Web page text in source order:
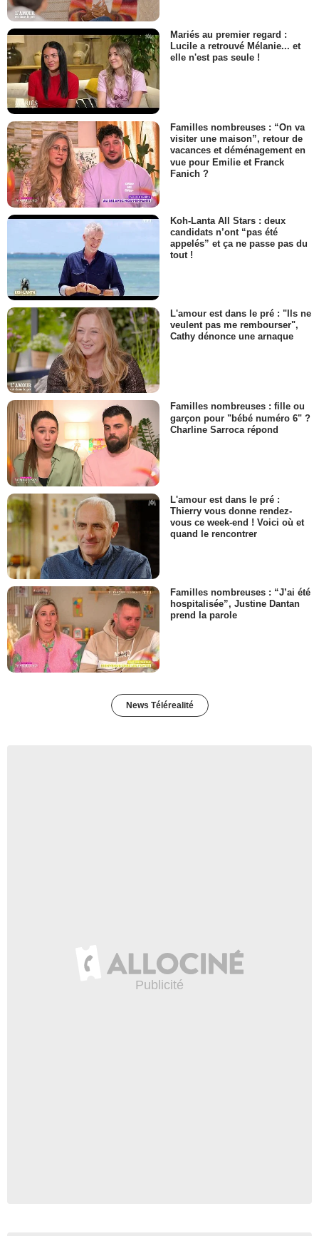
Mariés au premier regard :
Lucile a retrouvé Mélanie... et
elle n'est pas seule !
Familles nombreuses : “On va
visiter une maison”, retour de
vacances et déménagement en
vue pour Emilie et Franck
Fanich ?
Koh-Lanta All Stars : deux
candidats n’ont “pas été
appelés” et ça ne passe pas du
tout !
L'amour est dans le pré : "Ils ne
veulent pas me rembourser",
Cathy dénonce une arnaque
Familles nombreuses : fille ou
garçon pour "bébé numéro 6" ?
Charline Sarroca répond
L'amour est dans le pré :
Thierry vous donne rendez-
vous ce week-end ! Voici où et
quand le rencontrer
Familles nombreuses : “J’ai été
hospitalisée”, Justine Dantan
prend la parole
News Télérealité